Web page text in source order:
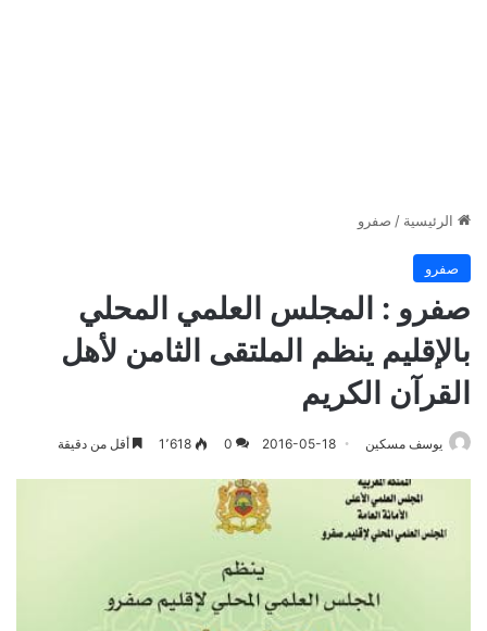
الرئيسية / صفرو
صفرو
صفرو : المجلس العلمي المحلي
بالإقليم ينظم الملتقى الثامن لأهل
القرآن الكريم
يوسف مسكين 2016-05-18
0 1٬618 أقل من دقيقة